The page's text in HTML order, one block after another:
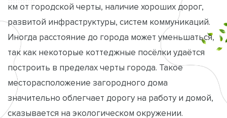
км от городской черты, наличие хороших дорог,
развитой инфраструктуры, систем коммуникаций.
Иногда расстояние до города может уменьшаться,
так как некоторые коттеджные посёлки удаётся
построить в пределах черты города. Такое
месторасположение загородного дома
значительно облегчает дорогу на работу и домой,
сказывается на экологическом окружении.